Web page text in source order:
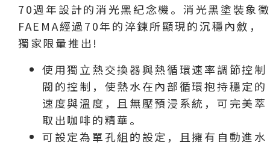
70週年設計的消光黑紀念機。消光黑塗裝象徵
FAEMA經過70年的淬鍊所顯現的沉穩內斂，
獨家限量推出!
使用獨立熱交換器與熱循環速率調節控制
閥的控制，使熱水在內部循環抱持穩定的
速度與溫度，且無壓預浸系統，可完美萃
取出咖啡的精華。
可設定為單孔組的設定，且擁有自動進水